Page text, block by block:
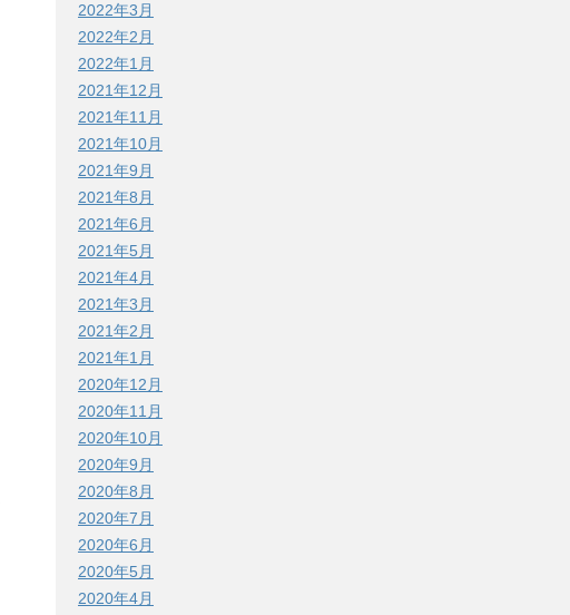
2022年3月
2022年2月
2022年1月
2021年12月
2021年11月
2021年10月
2021年9月
2021年8月
2021年6月
2021年5月
2021年4月
2021年3月
2021年2月
2021年1月
2020年12月
2020年11月
2020年10月
2020年9月
2020年8月
2020年7月
2020年6月
2020年5月
2020年4月